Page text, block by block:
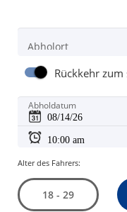
Abholort
Rückkehr
Abholdatum
Alter des Fahrers:
18 - 29